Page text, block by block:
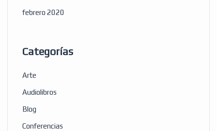
febrero 2020
Categorías
Arte
Audiolibros
Blog
Conferencias